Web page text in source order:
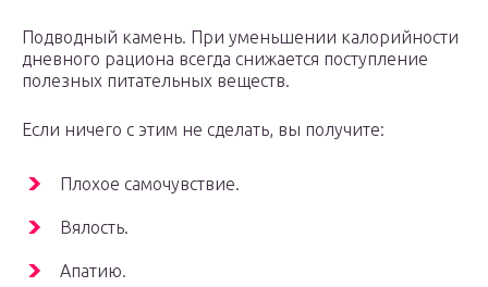
Подводный камень. При уменьшении калорийности
дневного рациона всегда снижается поступление
полезных питательных веществ.
Если ничего с этим не сделать, вы получите:
Плохое самочувствие.
Вялость.
Апатию.